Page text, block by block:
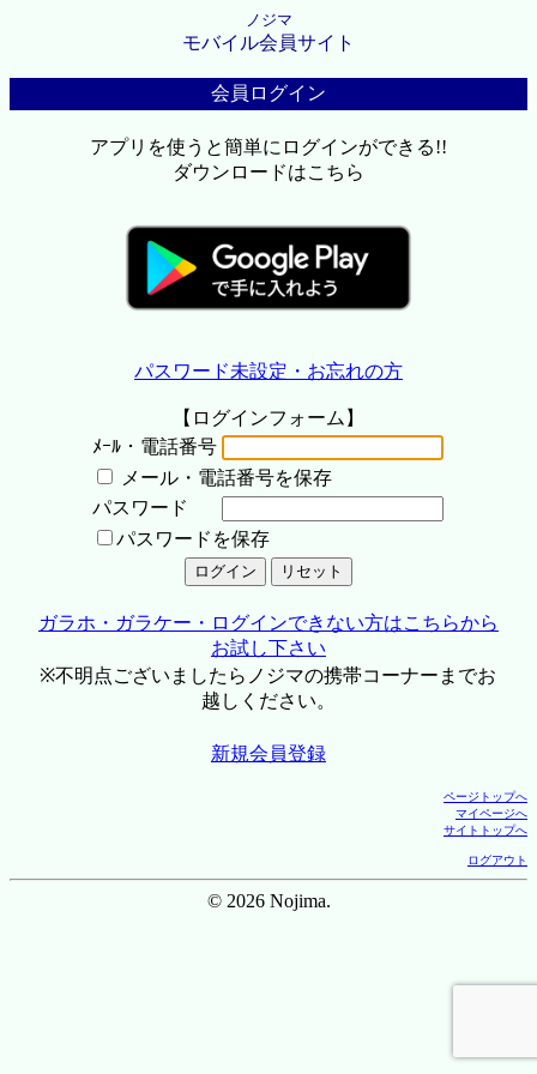
ノジマ
モバイル会員サイト
会員ログイン
アプリを使うと簡単にログインができる!!
ダウンロードはこちら
パスワード未設定・お忘れの方
【ログインフォーム】
ﾒｰﾙ・電話番号
メール・電話番号を保存
パスワード
パスワードを保存
ガラホ・ガラケー・ログインできない方はこちらから
お試し下さい
※不明点ございましたらノジマの携帯コーナーまでお
越しください。
新規会員登録
ページトップへ
マイページへ
サイトトップへ
ログアウト
© 2026 Nojima.